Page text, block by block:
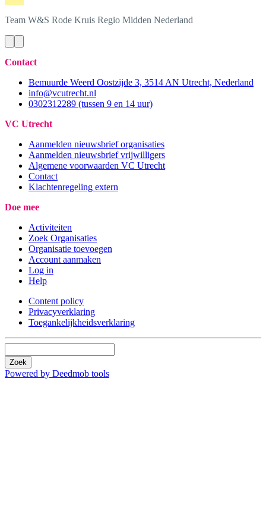
Team W&S Rode Kruis Regio Midden Nederland
Contact
Bemuurde Weerd Oostzijde 3, 3514 AN Utrecht, Nederland
info@vcutrecht.nl
0302312289 (tussen 9 en 14 uur)
VC Utrecht
Aanmelden nieuwsbrief organisaties
Aanmelden nieuwsbrief vrijwilligers
Algemene voorwaarden VC Utrecht
Contact
Klachtenregeling extern
Doe mee
Activiteiten
Zoek Organisaties
Organisatie toevoegen
Account aanmaken
Log in
Help
Content policy
Privacyverklaring
Toegankelijkheidsverklaring
Zoek
Powered by Deedmob tools